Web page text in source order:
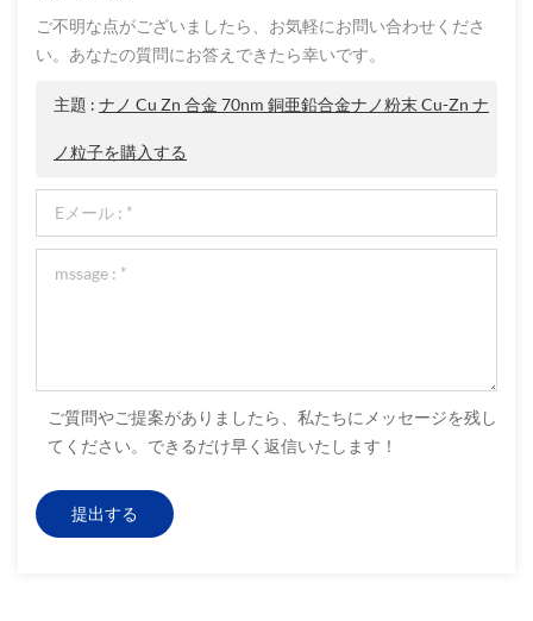
ご不明な点がございましたら、お気軽にお問い合わせくださ
い。あなたの質問にお答えできたら幸いです。
主題 : ナノ Cu Zn 合金 70nm 銅亜鉛合金ナノ粉末 Cu-Zn ナ
ノ粒子を購入する
ご質問やご提案がありましたら、私たちにメッセージを残し
てください。できるだけ早く返信いたします！